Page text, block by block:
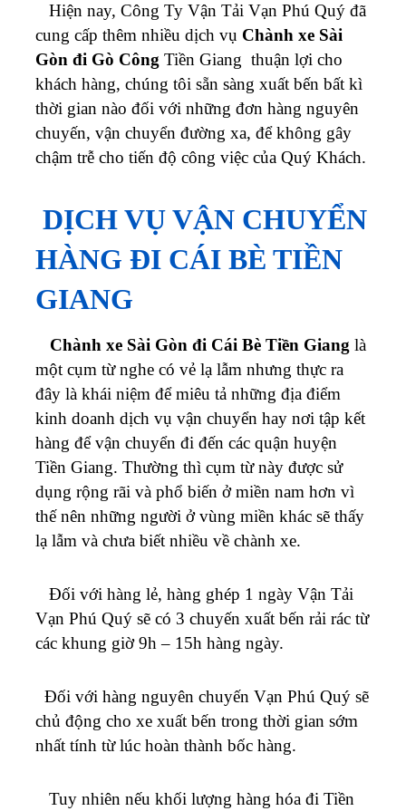
Hiện nay, Công Ty Vận Tải Vạn Phú Quý đã
cung cấp thêm nhiều dịch vụ Chành xe Sài
Gòn đi Gò Công Tiền Giang thuận lợi cho
khách hàng, chúng tôi sẵn sàng xuất bến bất kì
thời gian nào đối với những đơn hàng nguyên
chuyến, vận chuyển đường xa, để không gây
chậm trễ cho tiến độ công việc của Quý Khách.
DỊCH VỤ VẬN CHUYỂN
HÀNG ĐI CÁI BÈ TIỀN
GIANG
Chành xe Sài Gòn đi Cái Bè Tiền Giang là
một cụm từ nghe có vẻ lạ lẫm nhưng thực ra
đây là khái niệm để miêu tả những địa điểm
kinh doanh dịch vụ vận chuyển hay nơi tập kết
hàng để vận chuyển đi đến các quận huyện
Tiền Giang. Thường thì cụm từ này được sử
dụng rộng rãi và phổ biến ở miền nam hơn vì
thế nên những người ở vùng miền khác sẽ thấy
lạ lẫm và chưa biết nhiều về chành xe.
Đối với hàng lẻ, hàng ghép 1 ngày Vận Tải
Vạn Phú Quý sẽ có 3 chuyến xuất bến rải rác từ
các khung giờ 9h – 15h hàng ngày.
Đối với hàng nguyên chuyến Vạn Phú Quý sẽ
chủ động cho xe xuất bến trong thời gian sớm
nhất tính từ lúc hoàn thành bốc hàng.
Tuy nhiên nếu khối lượng hàng hóa đi Tiền